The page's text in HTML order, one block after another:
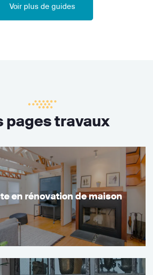
Voir plus de guides
pages travaux
en rénovation de maison